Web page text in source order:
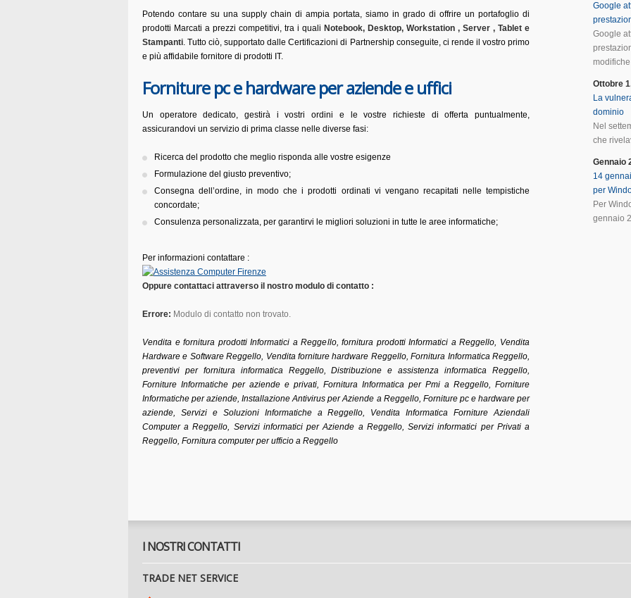
Potendo contare su una supply chain di ampia portata, siamo in grado di offrire un portafoglio di
prodotti Marcati a prezzi competitivi, tra i quali Notebook, Desktop, Workstation , Server , Tablet e
Stampanti. Tutto ciò, supportato dalle Certificazioni di Partnership conseguite, ci rende il vostro primo
e più affidabile fornitore di prodotti IT.
Forniture pc e hardware per aziende e uffici
Un operatore dedicato, gestirà i vostri ordini e le vostre richieste di offerta puntualmente,
assicurandovi un servizio di prima classe nelle diverse fasi:
Ricerca del prodotto che meglio risponda alle vostre esigenze
Formulazione del giusto preventivo;
Consegna dell’ordine, in modo che i prodotti ordinati vi vengano recapitati nelle tempistiche
concordate;
Consulenza personalizzata, per garantirvi le migliori soluzioni in tutte le aree informatiche;
Per informazioni contattare :
Oppure contattaci attraverso il nostro modulo di contatto :
Errore: Modulo di contatto non trovato.
Vendita e fornitura prodotti Informatici a Reggello, fornitura prodotti Informatici a Reggello, Vendita
Hardware e Software Reggello, Vendita forniture hardware Reggello, Fornitura Informatica Reggello,
preventivi per fornitura informatica Reggello, Distribuzione e assistenza informatica Reggello,
Forniture Informatiche per aziende e privati, Fornitura Informatica per Pmi a Reggello, Forniture
Informatiche per aziende, Installazione Antivirus per Aziende a Reggello, Forniture pc e hardware per
aziende, Servizi e Soluzioni Informatiche a Reggello, Vendita Informatica Forniture Aziendali
Computer a Reggello, Servizi informatici per Aziende a Reggello, Servizi informatici per Privati a
Reggello, Fornitura computer per ufficio a Reggello
Google
Google
Ottobre
La
dominio
Nel
che
Gennaio
14
per
Per
gennaio
I NOSTRI CONTATTI
TRADE NET SERVICE